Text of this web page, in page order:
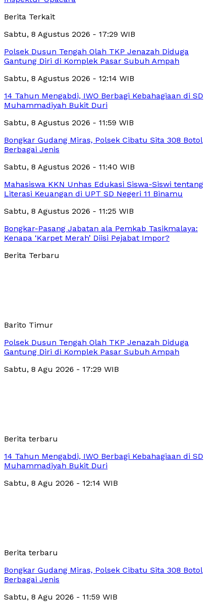
Berita Terkait
Sabtu, 8 Agustus 2026 - 17:29 WIB
Polsek Dusun Tengah Olah TKP Jenazah Diduga
Gantung Diri di Komplek Pasar Subuh Ampah
Sabtu, 8 Agustus 2026 - 12:14 WIB
14 Tahun Mengabdi, IWO Berbagi Kebahagiaan di SD
Muhammadiyah Bukit Duri
Sabtu, 8 Agustus 2026 - 11:59 WIB
Bongkar Gudang Miras, Polsek Cibatu Sita 308 Botol
Berbagai Jenis
Sabtu, 8 Agustus 2026 - 11:40 WIB
Mahasiswa KKN Unhas Edukasi Siswa-Siswi tentang
Literasi Keuangan di UPT SD Negeri 11 Binamu
Sabtu, 8 Agustus 2026 - 11:25 WIB
Bongkar-Pasang Jabatan ala Pemkab Tasikmalaya:
Kenapa ‘Karpet Merah’ Diisi Pejabat Impor?
Berita Terbaru
Barito Timur
Polsek Dusun Tengah Olah TKP Jenazah Diduga
Gantung Diri di Komplek Pasar Subuh Ampah
Sabtu, 8 Agu 2026 - 17:29 WIB
Berita terbaru
14 Tahun Mengabdi, IWO Berbagi Kebahagiaan di SD
Muhammadiyah Bukit Duri
Sabtu, 8 Agu 2026 - 12:14 WIB
Berita terbaru
Bongkar Gudang Miras, Polsek Cibatu Sita 308 Botol
Berbagai Jenis
Sabtu, 8 Agu 2026 - 11:59 WIB